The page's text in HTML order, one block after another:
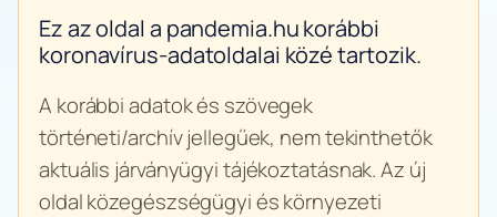
Ez az oldal a pandemia.hu korábbi
koronavírus-adatoldalai közé tartozik.
A korábbi adatok és szövegek
történeti/archív jellegűek, nem tekinthetők
aktuális járványügyi tájékoztatásnak. Az új
oldal közegészségügyi és környezeti